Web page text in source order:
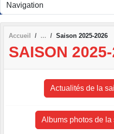
Accueil Saison 2025-2026
SAISON
Actualités de la
Albums photos de